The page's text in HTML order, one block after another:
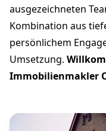
ausgezeichneten
Kombination aus
persönlichem
Umsetzung.
Immobilienmakler